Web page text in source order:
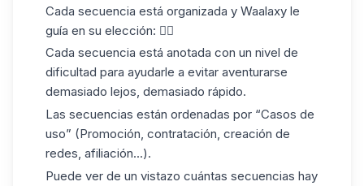
Cada secuencia está organizada y Waalaxy le
guía en su elección: 👇🏼
Cada secuencia está anotada con un nivel de
dificultad para ayudarle a evitar aventurarse
demasiado lejos, demasiado rápido.
Las secuencias están ordenadas por “Casos de
uso” (Promoción, contratación, creación de
redes, afiliación...).
Puede ver de un vistazo cuántas secuencias hay